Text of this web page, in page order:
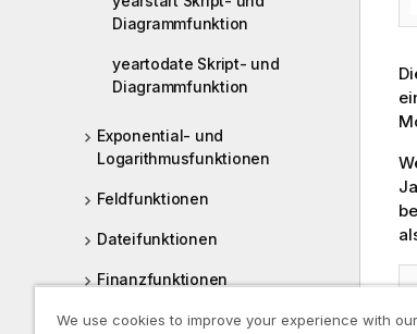
Diagrammfunktion
yeartodate Skript- und
Diagrammfunktion
Exponential- und
Logarithmusfunktionen
Feldfunktionen
Dateifunktionen
Finanzfunktionen
Formatierungsfunktionen
We use cookies to improve your experience with